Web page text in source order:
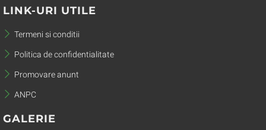
LINK-URI UTILE
Termeni si conditii
Politica de confidentialitate
Promovare anunt
ANPC
GALERIE